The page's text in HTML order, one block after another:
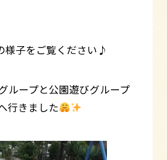
様子をご覧ください♪
ループと公園遊びグループ
行きました